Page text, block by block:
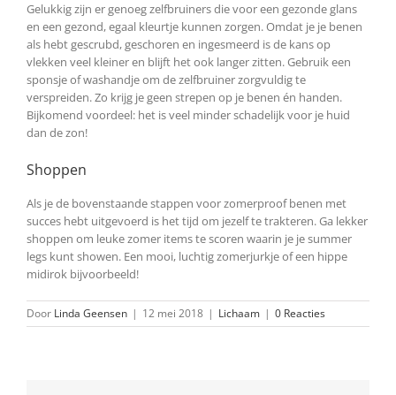
Gelukkig zijn er genoeg zelfbruiners die voor een gezonde glans
en een gezond, egaal kleurtje kunnen zorgen. Omdat je je benen
als hebt gescrubd, geschoren en ingesmeerd is de kans op
vlekken veel kleiner en blijft het ook langer zitten. Gebruik een
sponsje of washandje om de zelfbruiner zorgvuldig te
verspreiden. Zo krijg je geen strepen op je benen én handen.
Bijkomend voordeel: het is veel minder schadelijk voor je huid
dan de zon!
Shoppen
Als je de bovenstaande stappen voor zomerproof benen met
succes hebt uitgevoerd is het tijd om jezelf te trakteren. Ga lekker
shoppen om leuke zomer items te scoren waarin je je summer
legs kunt showen. Een mooi, luchtig zomerjurkje of een hippe
midirok bijvoorbeeld!
Door Linda Geensen | 12 mei 2018 | Lichaam | 0 Reacties